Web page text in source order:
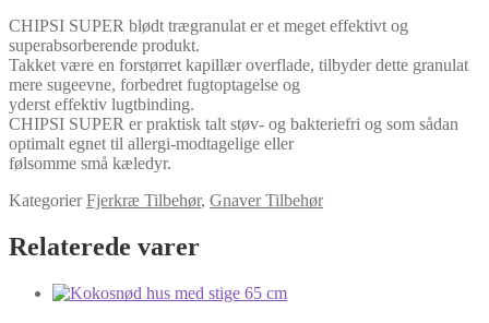
CHIPSI SUPER blødt trægranulat er et meget effektivt og
superabsorberende produkt.
Takket være en forstørret kapillær overflade, tilbyder dette granulat
mere sugeevne, forbedret fugtoptagelse og
yderst effektiv lugtbinding.
CHIPSI SUPER er praktisk talt støv- og bakteriefri og som sådan
optimalt egnet til allergi-modtagelige eller
følsomme små kæledyr.
Kategorier Fjerkræ Tilbehør, Gnaver Tilbehør
Relaterede varer